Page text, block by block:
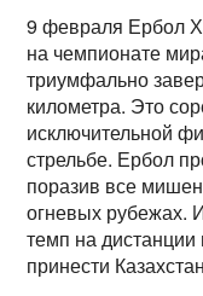
9 февраля Ербол
на чемпионате
триумфально
километра. Это
исключительной
стрельбе. Ербол
поразив все
огневых рубежах.
темп на
принести